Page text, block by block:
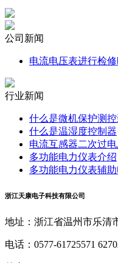
公司新闻
电流电压表进行检
行业新闻
什么是微机保护测
什么是温湿度控制器
电流互感器二次过
多功能电力仪表介绍
多功能电力仪表辅
浙江天康电子科技有限公司
地址：浙江省温州市乐清
电话：0577-61725571